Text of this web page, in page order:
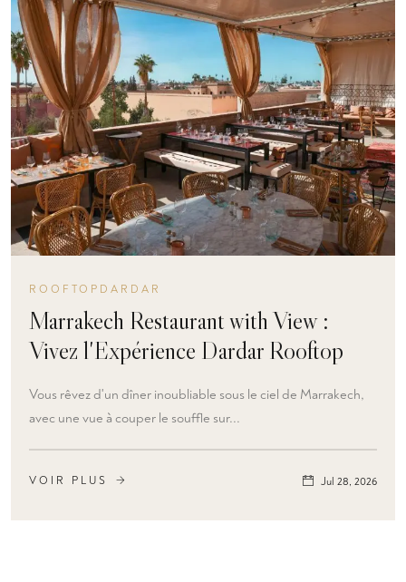
ROOFTOPDARDAR
Marrakech Restaurant with View :
Vivez l'Expérience Dardar Rooftop
Vous rêvez d'un dîner inoubliable sous le ciel de Marrakech,
avec une vue à couper le souffle sur...
VOIR PLUS Jul 28, 2026